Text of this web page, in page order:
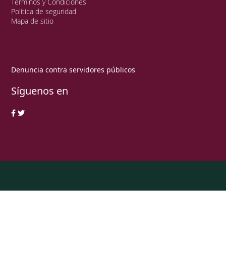
Política de seguridad
Mapa de sitio
Denuncia contra servidores públicos
Síguenos en